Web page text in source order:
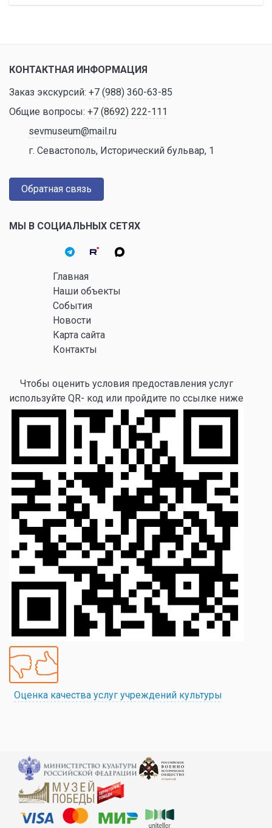
КОНТАКТНАЯ ИНФОРМАЦИЯ
Заказ экскурсий: +7 (988) 360-63-85
Общие вопросы: +7 (8692) 222-111
sevmuseum@mail.ru
г. Севастополь, Исторический бульвар, 1
Обратная связь
МЫ В СОЦИАЛЬНЫХ СЕТЯХ
Главная
Наши объекты
События
Новости
Карта сайта
Контакты
Чтобы оценить условия предоставления услуг
используйте QR- код или пройдите по ссылке ниже
Оценка качества услуг учреждений культуры